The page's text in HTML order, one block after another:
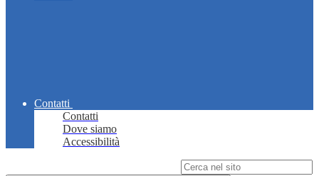
Contatti
Contatti
Dove siamo
Accessibilità